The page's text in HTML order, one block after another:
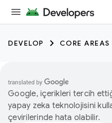
DEVELOP CORE AREAS
Google, içerikleri tercih
yapay zeka teknolojisini
çevirilerinde hata olabilir.